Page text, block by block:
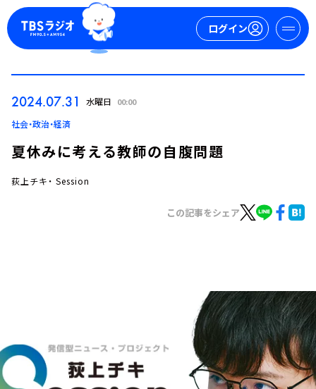
ログイン
YouTube
会社情報
2024.07.31 水曜日 00:00
社会・政治・経済
夏休みに考える教師の自腹問題
荻上チキ・ Session
この記事をシェア